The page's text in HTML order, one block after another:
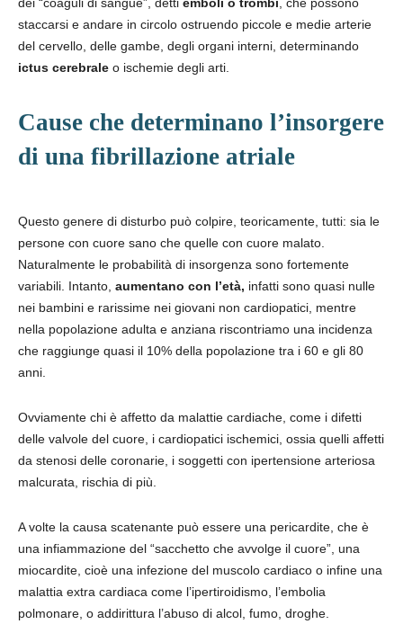
staccarsi e andare in circolo ostruendo piccole e medie arterie
del cervello, delle gambe, degli organi interni, determinando
ictus cerebrale o ischemie degli arti.
Cause che determinano l’insorgere
di una fibrillazione atriale
Questo genere di disturbo può colpire, teoricamente, tutti: sia le
persone con cuore sano che quelle con cuore malato.
Naturalmente le probabilità di insorgenza sono fortemente
variabili. Intanto, aumentano con l’età, infatti sono quasi nulle
nei bambini e rarissime nei giovani non cardiopatici, mentre
nella popolazione adulta e anziana riscontriamo una incidenza
che raggiunge quasi il 10% della popolazione tra i 60 e gli 80
anni.
Ovviamente chi è affetto da malattie cardiache, come i difetti
delle valvole del cuore, i cardiopatici ischemici, ossia quelli affetti
da stenosi delle coronarie, i soggetti con ipertensione arteriosa
malcurata, rischia di più.
A volte la causa scatenante può essere una pericardite, che è
una infiammazione del “sacchetto che avvolge il cuore”, una
miocardite, cioè una infezione del muscolo cardiaco o infine una
malattia extra cardiaca come l’ipertiroidismo, l’embolia
polmonare, o addirittura l’abuso di alcol, fumo, droghe.